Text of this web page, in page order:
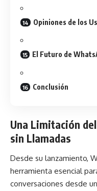
Opiniones de los
El Futuro de
Conclusión
Una Limitación
sin Llamadas
Desde su lanzamiento,
herramienta esencial
conversaciones desde